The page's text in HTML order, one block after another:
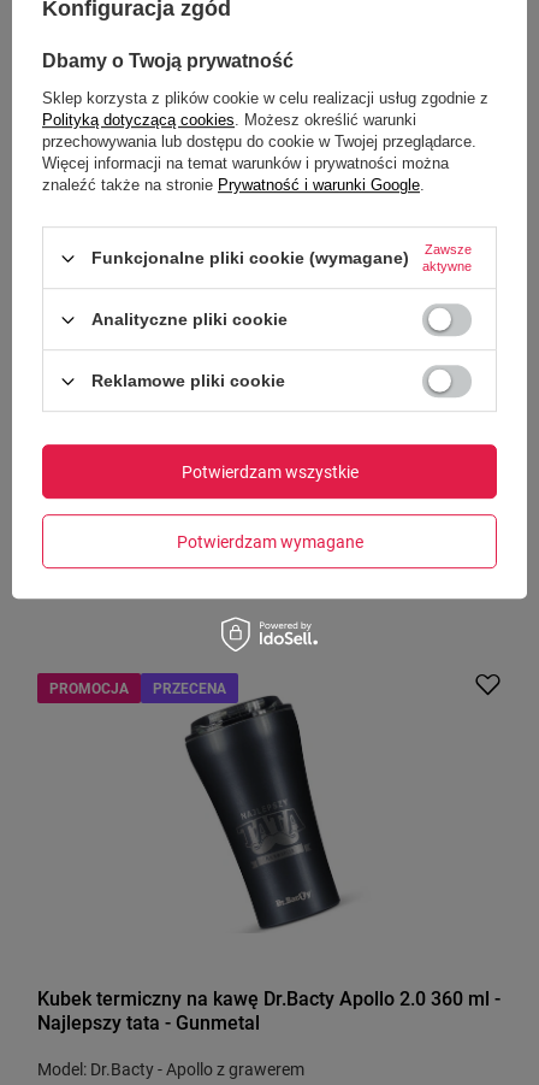
wprowadzeniem obniżki:99,99 zł-40%
PRZECENA
Kubek termiczny na kawę Dr.Bacty Apollo 2.0 - 360 ml
- Gunmetal - powystawowy
Model: Dr.Bacty - Apollo
PROMOCJA PRZECENA
Kubek termiczny na kawę Dr.Bacty Apollo 2.0 360 ml -
Najlepszy tata - Gunmetal
Model: Dr.Bacty - Apollo z grawerem
Konfiguracja zgód
Dbamy o Twoją prywatność
Sklep korzysta z plików cookie w celu realizacji usług zgodnie z
Polityką dotyczącą cookies. Możesz określić warunki
przechowywania lub dostępu do cookie w Twojej przeglądarce.
Więcej informacji na temat warunków i prywatności można
znaleźć także na stronie Prywatność i warunki Google.
Funkcjonalne pliki cookie (wymagane)
Zawsze
aktywne
Analityczne pliki cookie
Reklamowe pliki cookie
Potwierdzam wymagane
Potwierdzam wszystkie